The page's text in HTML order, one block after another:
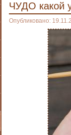
ЧУДО какой
Опубликовано: